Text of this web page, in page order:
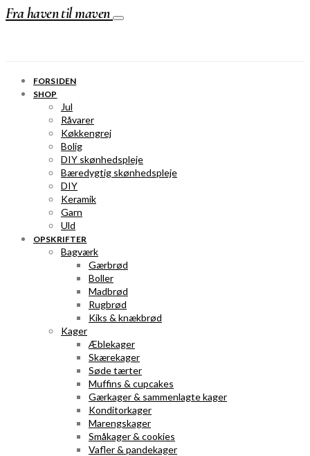
Fra haven til maven
FORSIDEN
SHOP
Jul
Råvarer
Køkkengrej
Bolig
DIY skønhedspleje
Bæredygtig skønhedspleje
DIY
Keramik
Garn
Uld
OPSKRIFTER
Bagværk
Gærbrød
Boller
Madbrød
Rugbrød
Kiks & knækbrød
Kager
Æblekager
Skærekager
Søde tærter
Muffins & cupcakes
Gærkager & sammenlagte kager
Konditorkager
Marengskager
Småkager & cookies
Vafler & pandekager